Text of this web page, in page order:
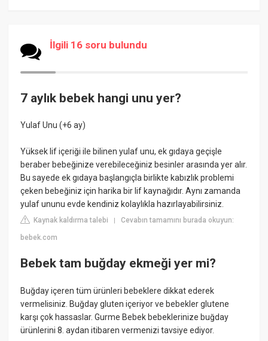
İlgili 16 soru bulundu
7 aylık bebek hangi unu yer?
Yulaf Unu (+6 ay)
Yüksek lif içeriği ile bilinen yulaf unu, ek gıdaya geçişle
beraber bebeğinize verebileceğiniz besinler arasında yer alır.
Bu sayede ek gıdaya başlangıçla birlikte kabızlık problemi
çeken bebeğiniz için harika bir lif kaynağıdır. Aynı zamanda
yulaf ununu evde kendiniz kolaylıkla hazırlayabilirsiniz.
Kaynak kaldırma talebi |Cevabın tamamını burada okuyun:
bebek.com
Bebek tam buğday ekmeği yer mi?
Buğday içeren tüm ürünleri bebeklere dikkat ederek
vermelisiniz. Buğday gluten içeriyor ve bebekler glutene
karşı çok hassaslar. Gurme Bebek bebeklerinize buğday
ürünlerini 8. aydan itibaren vermenizi tavsiye ediyor.